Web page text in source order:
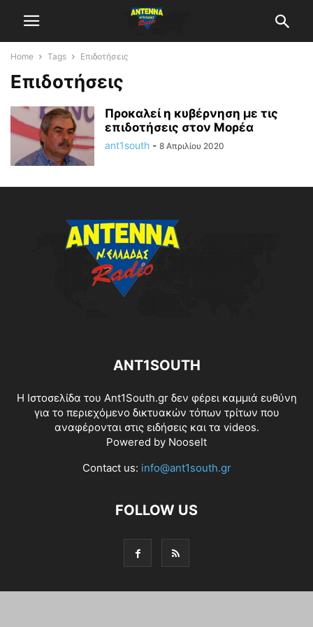
Home Tags Επιδοτήσεις
Επιδοτήσεις
Προκαλεί η κυβέρνηση με τις
επιδοτήσεις στον Μορέα
ant1south - 8 Απριλίου 2020
ANT1SOUTH
Η Ιστοσελίδα του Ant1South.gr δεν φέρει καμμιά ευθύνη
για το περιεχόμενο δικτυακών τόπων τρίτων που
αναφέρονται στις ειδήσεις και τα videos.
Powered by NooseIt
Contact us: info@ant1south.gr
FOLLOW US